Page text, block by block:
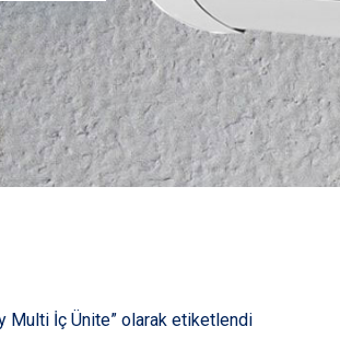
Multi İç Ünite” olarak etiketlendi